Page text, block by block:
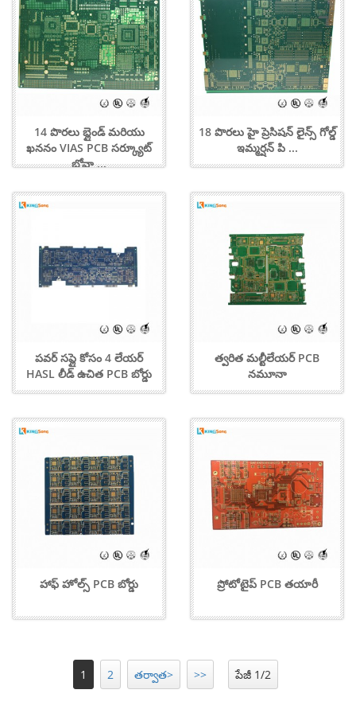
14 పొరలు బ్లైండ్ మరియు
ఖననం VIAS PCB సర్క్యూట్
బోవా ...
18 పొరలు హై ప్రెసిషన్ లైన్స్ గోల్డ్
ఇమ్మర్షన్ పి ...
పవర్ సప్లై కోసం 4 లేయర్
HASL లీడ్ ఉచిత PCB బోర్డు
త్వరిత మల్టీలేయర్ PCB
నమూనా
హాఫ్ హోల్స్ PCB బోర్డు ప్రోటోటైప్ PCB తయారీ
1 2 తర్వాత> >> పేజీ 1/2